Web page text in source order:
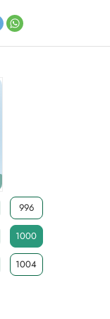
996
1000
1004